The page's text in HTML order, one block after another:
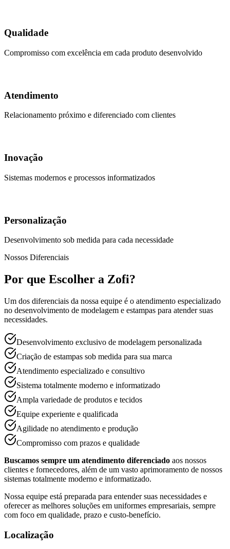
Qualidade
Compromisso com excelência em cada produto desenvolvido
Atendimento
Relacionamento próximo e diferenciado com clientes
Inovação
Sistemas modernos e processos informatizados
Personalização
Desenvolvimento sob medida para cada necessidade
Nossos Diferenciais
Por que Escolher a Zofi?
Um dos diferenciais da nossa equipe é o atendimento especializado
no desenvolvimento de modelagem e estampas para atender suas
necessidades.
Desenvolvimento exclusivo de modelagem personalizada
Criação de estampas sob medida para sua marca
Atendimento especializado e consultivo
Sistema totalmente moderno e informatizado
Ampla variedade de produtos e tecidos
Equipe experiente e qualificada
Agilidade no atendimento e produção
Compromisso com prazos e qualidade
Buscamos sempre um atendimento diferenciado aos nossos
clientes e fornecedores, além de um vasto aprimoramento de nossos
sistemas totalmente moderno e informatizado.
Nossa equipe está preparada para entender suas necessidades e
oferecer as melhores soluções em uniformes empresariais, sempre
com foco em qualidade, prazo e custo-benefício.
Localização